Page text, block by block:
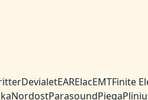
DevialetEARElacEMTFinite
NordostParasoundPiega